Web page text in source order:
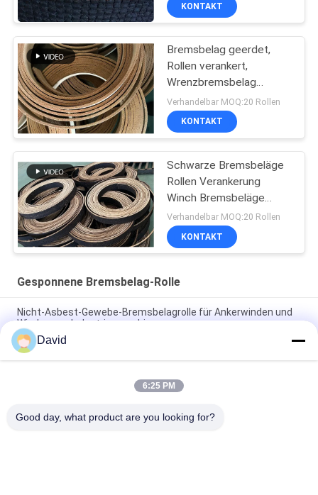
KONTAKT
Bremsbelag geerdet,
Rollen verankert,
Wrenzbremsbelag
geschliffen,
Gewebebremsbelag
Verhandelbar MOQ:20 Rollen
KONTAKT
Schwarze Bremsbeläge
Rollen Verankerung
Winch Bremsbeläge
Schwarze Farbe
Gewebte Bremsbeläge
Verhandelbar MOQ:20 Rollen
KONTAKT
Gesponnene Bremsbelag-Rolle
Nicht-Asbest-Gewebe-Bremsbelagrolle für Ankerwinden und
Winden von Industriemaschinen
Asbestfrei gewebte Bremsschienenrolle für Zuckermühle
Traktor Kranichheber Aufzug
Flexible Windenwindschleife Gewebte Bremsbelagrolle für
David
6:25 PM
Good day, what product are you looking for?